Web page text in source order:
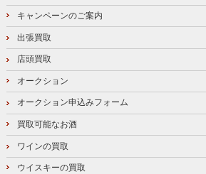
キャンペーンのご案内
出張買取
店頭買取
オークション
オークション申込みフォーム
買取可能なお酒
ワインの買取
ウイスキーの買取